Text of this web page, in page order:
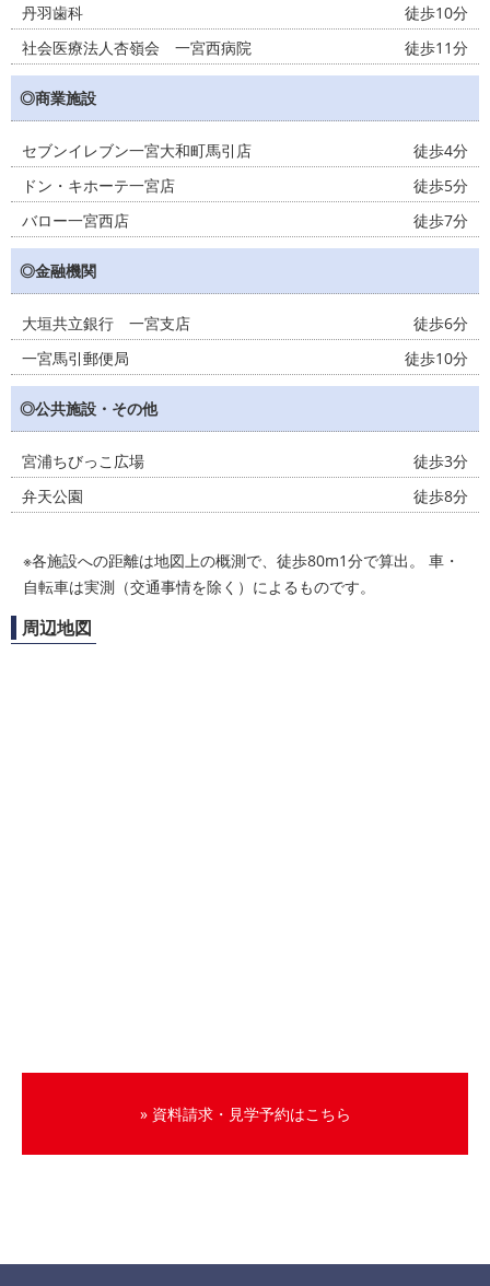
丹羽歯科
徒歩10分
社会医療法人杏嶺会 一宮西病院
徒歩11分
◎商業施設
セブンイレブン一宮大和町馬引店
徒歩4分
ドン・キホーテ一宮店
徒歩5分
バロー一宮西店
徒歩7分
◎金融機関
大垣共立銀行 一宮支店
徒歩6分
一宮馬引郵便局
徒歩10分
◎公共施設・その他
宮浦ちびっこ広場
徒歩3分
弁天公園
徒歩8分
※各施設への距離は地図上の概測で、徒歩80m1分で算出。 車・
自転車は実測（交通事情を除く）によるものです。
周辺地図
» 資料請求・見学予約はこちら